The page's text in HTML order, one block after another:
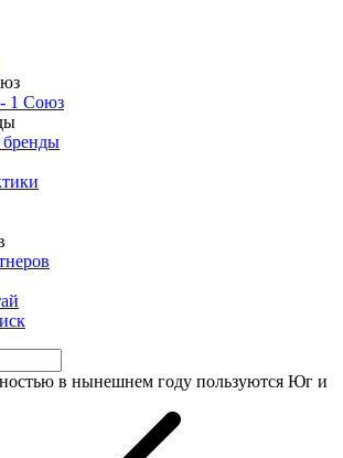
1 Союз
бренды